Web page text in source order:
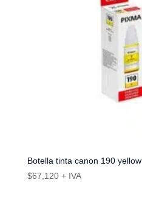
Botella tinta canon 190 yellow
$67,120 + IVA